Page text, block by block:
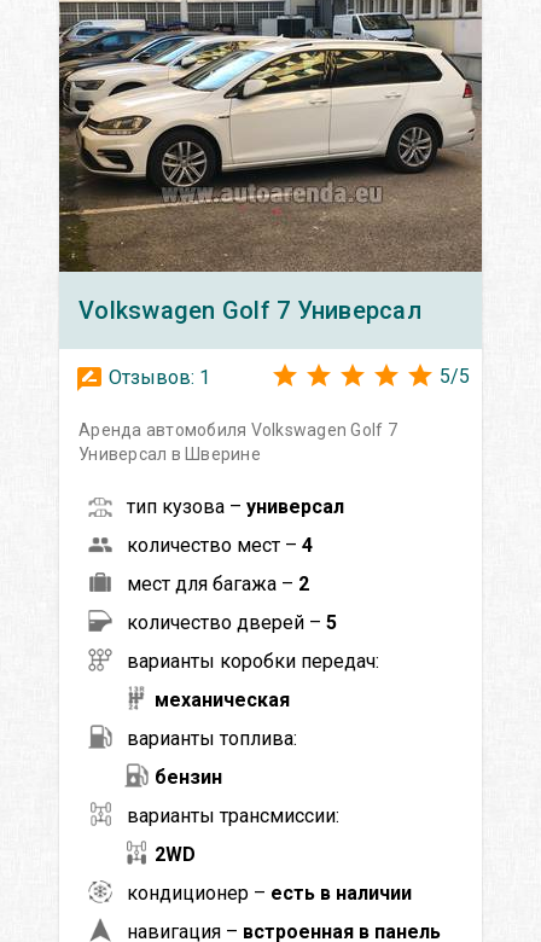
Volkswagen Golf 7 Универсал
Отзывов: 1 5/5
Аренда автомобиля Volkswagen Golf 7
Универсал в Шверине
тип кузова – универсал
количество мест – 4
мест для багажа – 2
количество дверей – 5
варианты коробки передач:
механическая
варианты топлива:
бензин
варианты трансмиссии:
2WD
кондиционер – есть в наличии
навигация – встроенная в панель